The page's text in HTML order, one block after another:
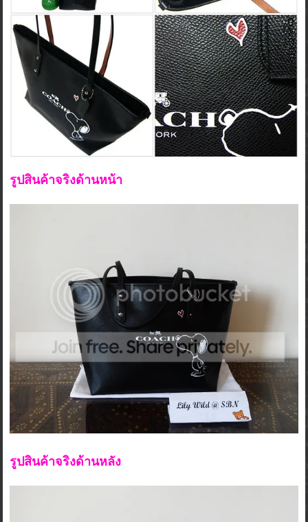
รูปสินค้าจริงด้านหน้า
รูปสินค้าจริงด้านหลัง